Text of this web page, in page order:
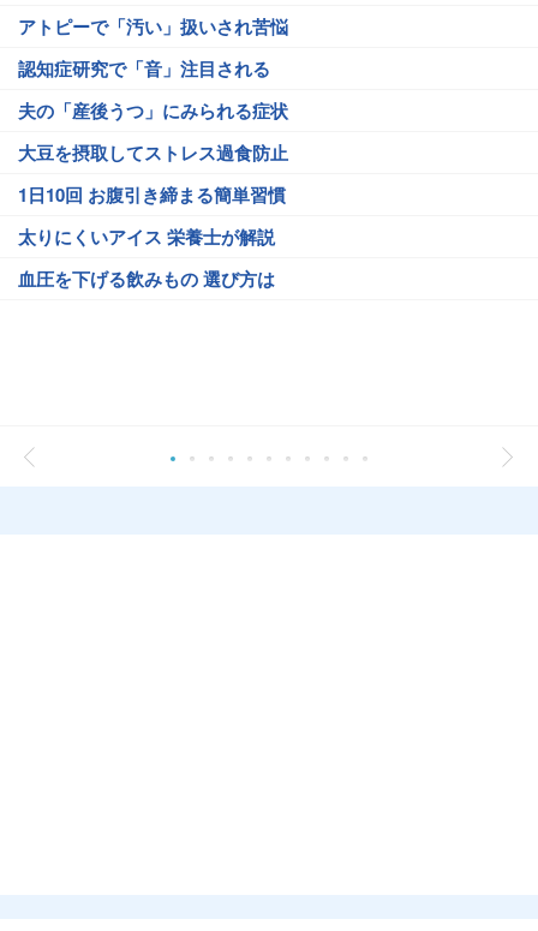
アトピーで「汚い」扱いされ苦悩
認知症研究で「音」注目される
夫の「産後うつ」にみられる症状
大豆を摂取してストレス過食防止
1日10回 お腹引き締まる簡単習慣
太りにくいアイス 栄養士が解説
血圧を下げる飲みもの 選び方は